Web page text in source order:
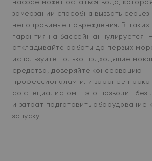
насосе может остаться вода,
замерзании способна вызвать
непоправимые повреждения. В таких
гарантия на бассейн аннулируется.
откладывайте работы до первых
используйте только подходящие
средства, доверяйте консервацию
профессионалам или заранее
со специалистом - это позволит без
и затрат подготовить оборудование
запуску.